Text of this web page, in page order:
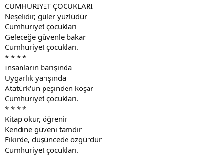
CUMHURİYET ÇOCUKLARI
Neşelidir, güler yüzlüdür
Cumhuriyet çocukları
Geleceğe güvenle bakar
Cumhuriyet çocukları.
* * * *
İnsanların barışında
Uygarlık yarışında
Atatürk'ün peşinden koşar
Cumhuriyet çocukları.
* * * *
Kitap okur, öğrenir
Kendine güveni tamdır
Fikirde, düşüncede özgürdür
Cumhuriyet çocukları.